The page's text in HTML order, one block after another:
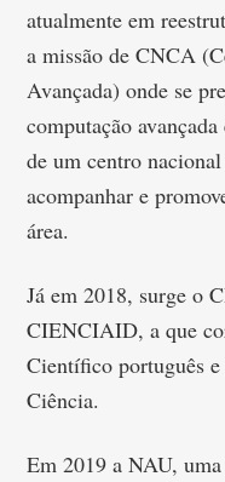
atualmente em
a missão de CNCA
Avançada) onde se
computação
de um centro
acompanhar e
área.
Já em 2018, surge o
CIENCIAID, a que
Científico português
Ciência.
Em 2019 a NAU,